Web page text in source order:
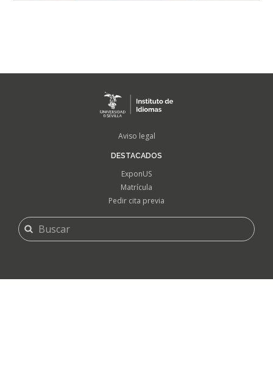
Aviso legal
DESTACADOS
ExponUS
Matrícula
Pedir cita previa
FORMULARIO
DE
BÚSQUEDA
Buscar